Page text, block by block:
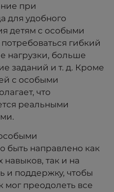
при
для удобного
детям с особыми
гибкий
нагрузки, больше
заданий и т. д. Кроме
с особыми
что
реальными
быть направлено ​​как
навыков, так и на
и поддержку, чтобы
мог преодолеть все